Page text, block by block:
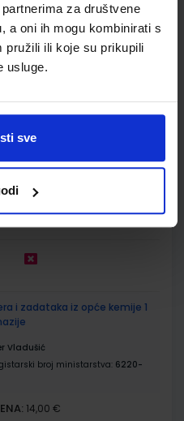
za društvene
a oni ih mogu kombinirati s
pružili ili koje su prikupili
usluge.
sve
udžbenik za 1. razred
broj ministarstva:6180
29,00 €
i zadataka iz opće kemije 1
Vladušić
broj ministarstva: 6220-
14,00 €